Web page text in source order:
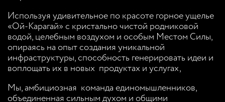
Используя удивительное по красоте горное ущелье
«Ой-Карагай» с кристально чистой родниковой
водой, целебным воздухом и особым Местом Силы,
опираясь на опыт создания уникальной
инфраструктуры, способность генерировать идеи и
воплощать их в новых продуктах и услугах,
Мы, амбициозная команда единомышленников,
объединенная сильным духом и общими